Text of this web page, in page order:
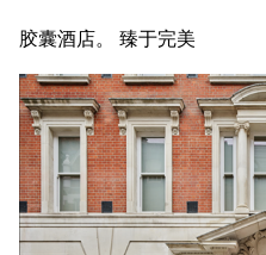
胶囊酒店。 臻于完美